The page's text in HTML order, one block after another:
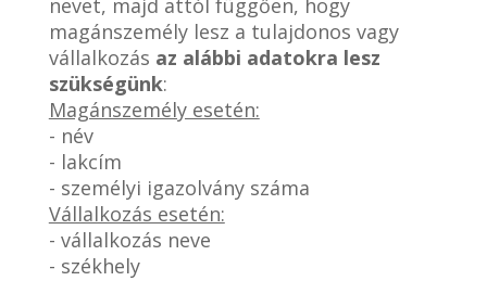
magánszemély lesz a tulajdonos vagy
vállalkozás az alábbi adatokra lesz
szükségünk:
Magánszemély esetén:
- név
- lakcím
- személyi igazolvány száma
Vállalkozás esetén:
- vállalkozás neve
- székhely